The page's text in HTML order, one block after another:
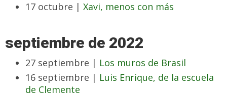
17 octubre | Xavi, menos con más
septiembre de 2022
27 septiembre | Los muros de Brasil
16 septiembre | Luis Enrique, de la escuela
de Clemente